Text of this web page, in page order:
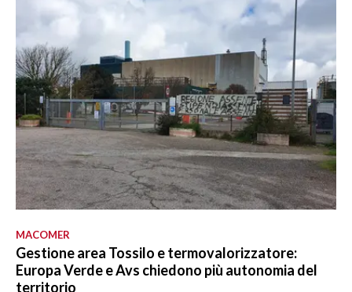
MACOMER
Gestione area Tossilo e termovalorizzatore:
Europa Verde e Avs chiedono più autonomia del
territorio